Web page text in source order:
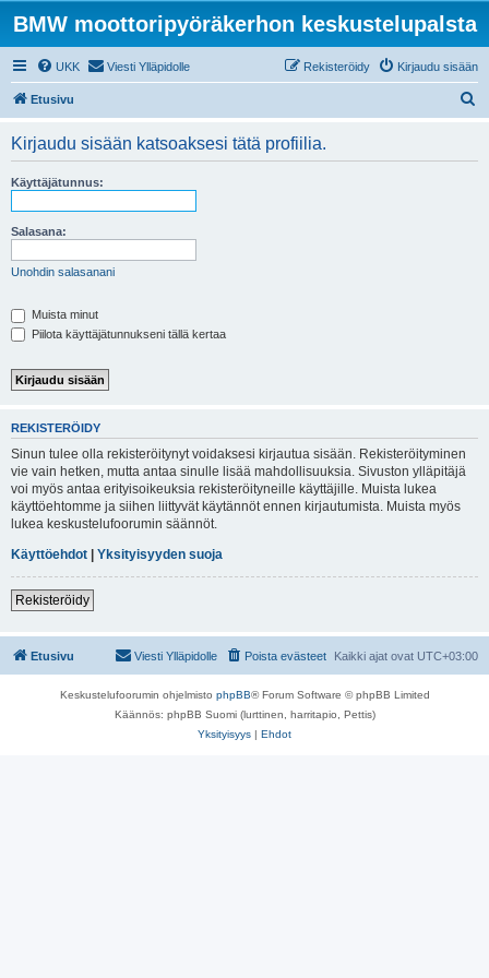
BMW moottoripyöräkerhon keskustelupalsta
UKK Viesti Ylläpidolle Kirjaudu sisään
Rekisteröidy
Etusivu
Kirjaudu sisään katsoaksesi tätä profiilia.
Käyttäjätunnus:
Salasana:
Unohdin salasanani
Muista minut
Piilota käyttäjätunnukseni tällä kertaa
REKISTERÖIDY
Sinun tulee olla rekisteröitynyt voidaksesi kirjautua sisään. Rekisteröityminen
vie vain hetken, mutta antaa sinulle lisää mahdollisuuksia. Sivuston ylläpitäjä
voi myös antaa erityisoikeuksia rekisteröityneille käyttäjille. Muista lukea
käyttöehtomme ja siihen liittyvät käytännöt ennen kirjautumista. Muista myös
lukea keskustelufoorumin säännöt.
Käyttöehdot | Yksityisyyden suoja
Rekisteröidy
Etusivu Kaikki ajat ovat UTC+03:00
Poista evästeet
Viesti Ylläpidolle
Keskustelufoorumin ohjelmisto phpBB® Forum Software © phpBB Limited
Käännös: phpBB Suomi (lurttinen, harritapio, Pettis)
Yksityisyys | Ehdot